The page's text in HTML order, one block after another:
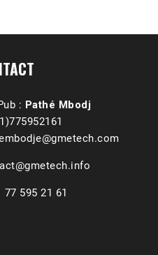
: Pathé Mbodj
77 595 21 61